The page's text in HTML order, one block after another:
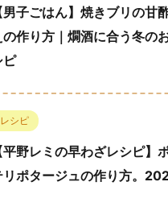
男子ごはん】焼きブリの甘
の作り方｜燗酒に合う冬の
ピ
レシピ
平野レミの早わざレシピ】
リポタージュの作り方。